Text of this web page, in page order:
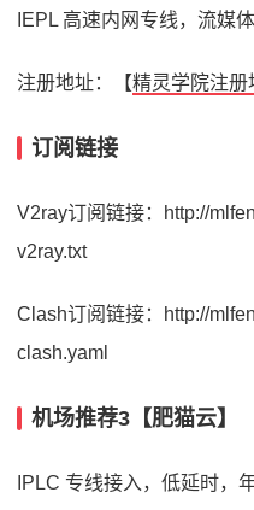
IEPL 高速内网专线，流媒
注册地址：【精灵学院注册
订阅链接
V2ray订阅链接：http://
v2ray.txt
Clash订阅链接：http://
clash.yaml
机场推荐3【肥猫云】
IPLC 专线接入，低延时，